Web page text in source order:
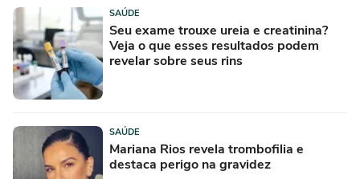
SAÚDE
Seu exame trouxe ureia e creatinina?
Veja o que esses resultados podem
revelar sobre seus rins
SAÚDE
Mariana Rios revela trombofilia e
destaca perigo na gravidez